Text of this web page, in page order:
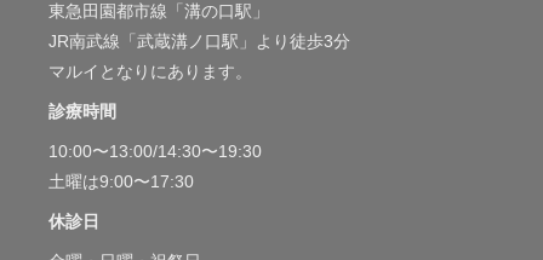
東急田園都市線「溝の口駅」
JR南武線「武蔵溝ノ口駅」より徒歩3分
マルイとなりにあります。
診療時間
10:00〜13:00/14:30〜19:30
土曜は9:00〜17:30
休診日